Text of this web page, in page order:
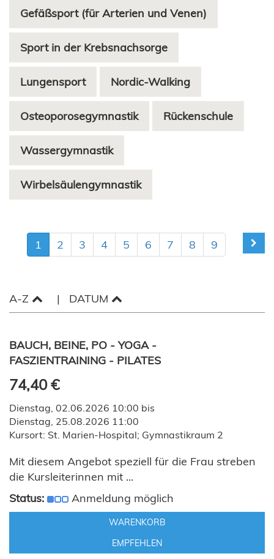
Gefäßsport (für Arterien und Venen)
Sport in der Krebsnachsorge
Lungensport Nordic-Walking
Osteoporosegymnastik Rückenschule
Wassergymnastik
Wirbelsäulengymnastik
1 2 3 4 5 6 7 8 9
A-Z DATUM
BAUCH, BEINE, PO - YOGA -
FASZIENTRAINING - PILATES
74,40 €
Dienstag, 02.06.2026 10:00 bis
Dienstag, 25.08.2026 11:00
Kursort: St. Marien-Hospital; Gymnastikraum 2
Mit diesem Angebot speziell für die Frau streben
die Kursleiterinnen mit ...
Status:
Anmeldung möglich
WARENKORB
EMPFEHLEN